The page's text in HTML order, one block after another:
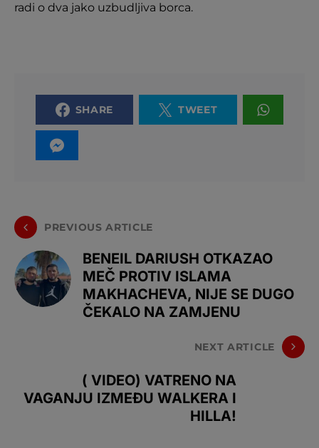
radi o dva jako uzbudljiva borca.
SHARE TWEET
PREVIOUS ARTICLE
BENEIL DARIUSH OTKAZAO
MEČ PROTIV ISLAMA
MAKHACHEVA, NIJE SE DUGO
ČEKALO NA ZAMJENU
NEXT ARTICLE
( VIDEO) VATRENO NA
VAGANJU IZMEĐU WALKERA I
HILLA!